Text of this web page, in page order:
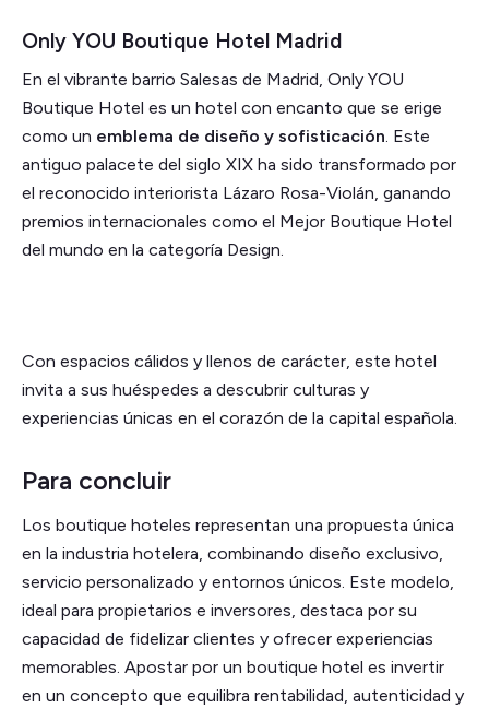
Only YOU Boutique Hotel Madrid
En el vibrante barrio Salesas de Madrid, Only YOU
Boutique Hotel es un hotel con encanto que se erige
como un emblema de diseño y sofisticación. Este
antiguo palacete del siglo XIX ha sido transformado por
el reconocido interiorista Lázaro Rosa-Violán, ganando
premios internacionales como el Mejor Boutique Hotel
del mundo en la categoría Design.
Con espacios cálidos y llenos de carácter, este hotel
invita a sus huéspedes a descubrir culturas y
experiencias únicas en el corazón de la capital española.
Para concluir
Los boutique hoteles representan una propuesta única
en la industria hotelera, combinando diseño exclusivo,
servicio personalizado y entornos únicos. Este modelo,
ideal para propietarios e inversores, destaca por su
capacidad de fidelizar clientes y ofrecer experiencias
memorables. Apostar por un boutique hotel es invertir
en un concepto que equilibra rentabilidad, autenticidad y